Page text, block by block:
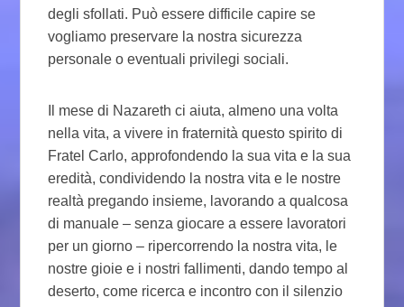
degli sfollati. Può essere difficile capire se
vogliamo preservare la nostra sicurezza
personale o eventuali privilegi sociali.
Il mese di Nazareth ci aiuta, almeno una volta
nella vita, a vivere in fraternità questo spirito di
Fratel Carlo, approfondendo la sua vita e la sua
eredità, condividendo la nostra vita e le nostre
realtà pregando insieme, lavorando a qualcosa
di manuale – senza giocare a essere lavoratori
per un giorno – ripercorrendo la nostra vita, le
nostre gioie e i nostri fallimenti, dando tempo al
deserto, come ricerca e incontro con il silenzio